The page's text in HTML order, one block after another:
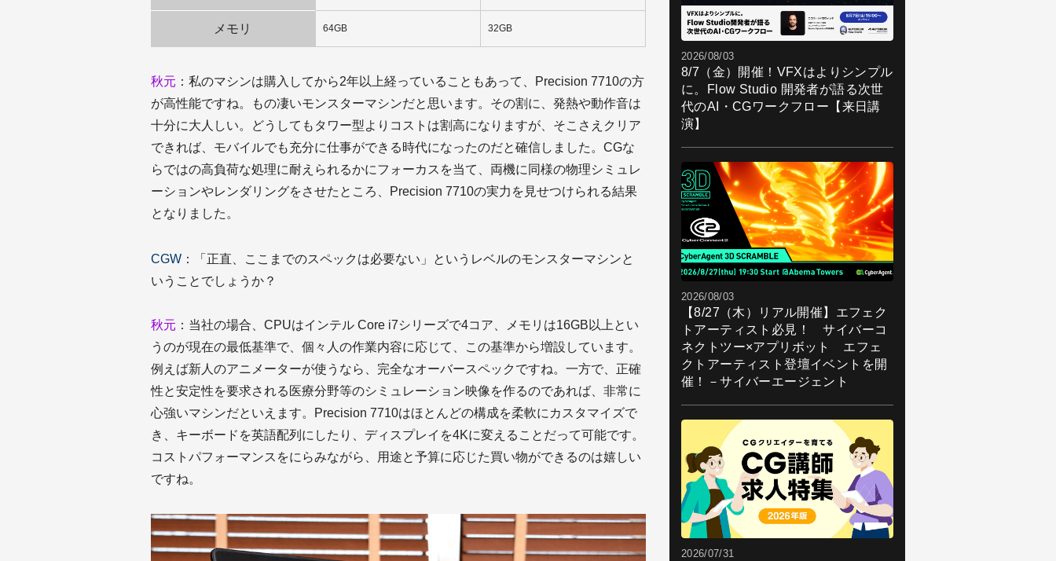
メモリ 64GB 32GB
秋元 ：私のマシンは購入してから2年以上経っていることもあって、Precision 7710の方
が高性能ですね。もの凄いモンスターマシンだと思います。その割に、発熱や動作音は
十分に大人しい。どうしてもタワー型よりコストは割高になりますが、そこさえクリア
できれば、モバイルでも充分に仕事ができる時代になったのだと確信しました。CGな
らではの高負荷な処理に耐えられるかにフォーカスを当て、両機に同様の物理シミュレ
ーションやレンダリングをさせたところ、Precision 7710の実力を見せつけられる結果
となりました。
CGW ：「正直、ここまでのスペックは必要ない」というレベルのモンスターマシンと
いうことでしょうか？
秋元 ：当社の場合、CPUはインテル Core i7シリーズで4コア、メモリは16GB以上とい
うのが現在の最低基準で、個々人の作業内容に応じて、この基準から増設しています。
例えば新人のアニメーターが使うなら、完全なオーバースペックですね。一方で、正確
性と安定性を要求される医療分野等のシミュレーション映像を作るのであれば、非常に
心強いマシンだといえます。Precision 7710はほとんどの構成を柔軟にカスタマイズで
き、キーボードを英語配列にしたり、ディスプレイを4Kに変えることだって可能です。
コストパフォーマンスをにらみながら、用途と予算に応じた買い物ができるのは嬉しい
ですね。
SSD：512GB
※製品詳細はこちらから
2026/08/03
8/7（金）開催！VFXはよりシンプル
に。Flow Studio 開発者が語る次世
代のAI・CGワークフロー【来日講
演】
2026/08/03
【8/27（木）リアル開催】エフェク
トアーティスト必見！ サイバーコ
ネクトツー×アプリボット エフェ
クトアーティスト登壇イベントを開
催！－サイバーエージェント
2026/07/31